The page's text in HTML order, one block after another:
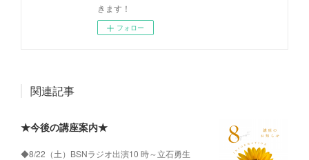
きます！
フォロー
関連記事
★今後の講座案内★
◆8/22（土）BSNラジオ出演10 時～立石勇生